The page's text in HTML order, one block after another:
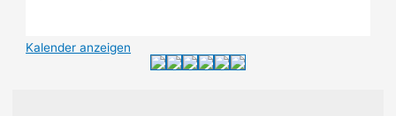
Kalender anzeigen